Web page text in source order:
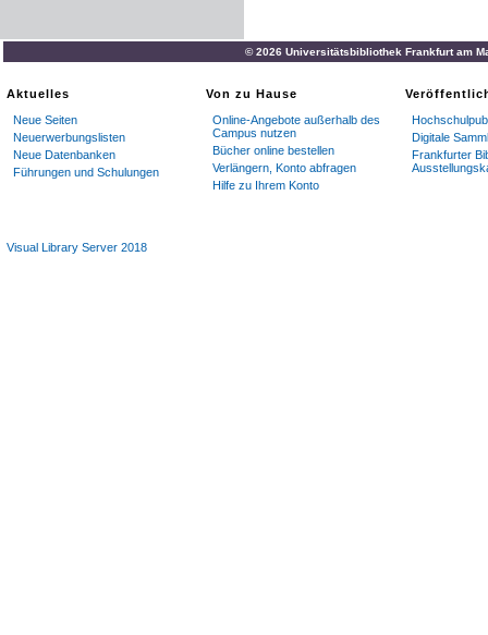
© 2026 Universitätsbibliothek Frankfurt am
Aktuelles
Neue Seiten
Neuerwerbungslisten
Neue Datenbanken
Führungen und Schulungen
Von zu Hause
Online-Angebote außerhalb des
Campus nutzen
Bücher online bestellen
Verlängern, Konto abfragen
Hilfe zu Ihrem Konto
Digitale
Frankfurter
Visual Library Server 2018